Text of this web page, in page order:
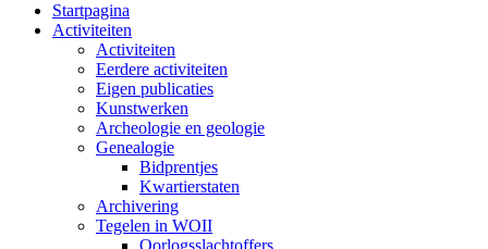
Startpagina
Activiteiten
Activiteiten
Eerdere activiteiten
Eigen publicaties
Kunstwerken
Archeologie en geologie
Genealogie
Bidprentjes
Kwartierstaten
Archivering
Tegelen in WOII
Oorlogsslachtoffers